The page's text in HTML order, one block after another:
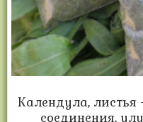
Календула, листья
соединения,